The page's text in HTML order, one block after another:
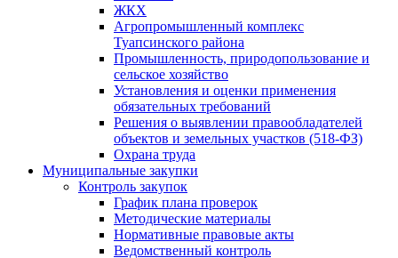
ЖКХ
Агропромышленный комплекс
Туапсинского района
Промышленность, природопользование и
сельское хозяйство
Установления и оценки применения
обязательных требований
Решения о выявлении правообладателей
объектов и земельных участков (518-ФЗ)
Охрана труда
Муниципальные закупки
Контроль закупок
График плана проверок
Методические материалы
Нормативные правовые акты
Ведомственный контроль